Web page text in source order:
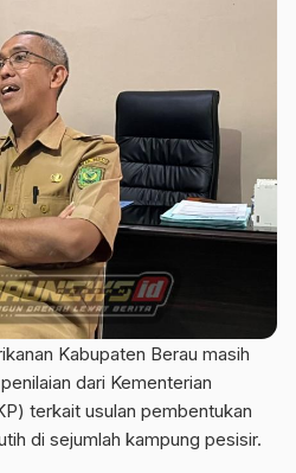
Kabupaten Berau masih
dari Kementerian
terkait usulan pembentukan
di sejumlah kampung pesisir.